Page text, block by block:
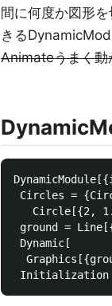
間に何度か図形
きる
Animateうまく動
Circles =
Circle[{2,
ground =
Dynamic[